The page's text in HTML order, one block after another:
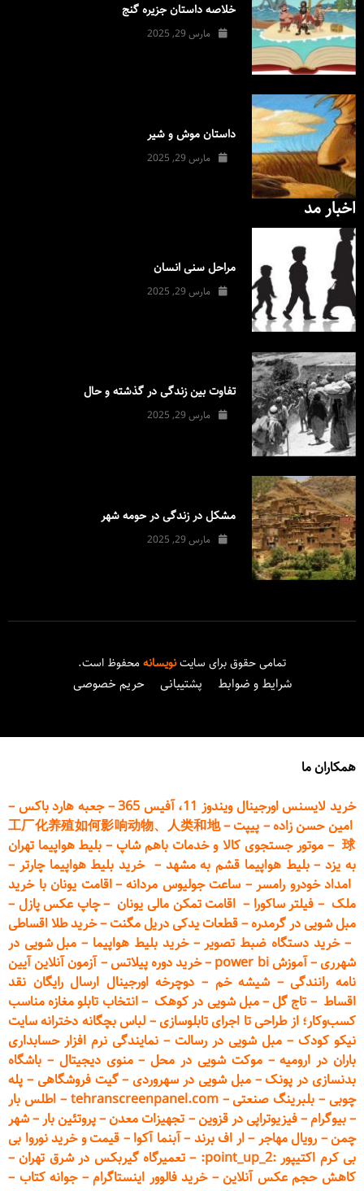
خلاصه داستان جزیره گنج
مارس 29, 2025
داستان موش و شیر
مارس 29, 2025
اخبار مد
مراحل سنی انسان
مارس 29, 2025
تفاوت بین زندگی در گذشته و حال
مارس 29, 2025
مشکل در زندگی در حومه شهر
مارس 29, 2025
تمامی حقوق برای سایتنویسانهمحفوظ است.
شرایط و ضوابط پشتیبانی حریم خصوصی
همکاران ما
خرید لایسنس اورجینال ویندوز 11، آفیس 365
–جعبه هارد باکس –
امین حسن زاده– پیپت–
工厂化养殖如何影响动物、人类和地
球
– موتور جستجوی کالا و خدمات باهم شاپ– بلیط هواپیما تهران
به یزد–بلیط هواپیما قشم به مشهد –خرید بلیط هواپیما چارتر –
امداد خودرو رامسر– ساعت جولیوس مردانه–اقامت یونان با خرید
ملک – فیلتر ساکورا – اقامت تمکن مالی یونان –چاپ عکس پازل –
مبل شویی در گرمدره–قطعاتیدکی دریل مگنت–خرید طلا اقساطی
–خرید دستگاه ضبط تصویر–خرید بلیط هواپیما –مبل شویی در
شهرری–آموزش power bi –خرید دورهپیلاتس–آزمون آنلاین آیین
نامه رانندگی– شیشه خم – دوچرخه اورجینال ارسال رایگان نقد
اقساط – تاج گل–مبل شویی در کوهک–انتخاب تابلو مغازه مناسب
کسب‌وکار؛ از طراحی تا اجرای تابلوسازی– لباس بچگانه دخترانه سایت
نیکو کودک – مبل شویی در رسالت – نمایندگی نرم افزار حسابداری
باران در ارومیه–موکت شویی در محل–منوی دیجیتال – باشگاه
بدنسازی در پونک–مبل شویی در سهروردی–گیت فروشگاهی – پله
چوبی – بلبرینگ صنعتی–
tehranscreenpanel.com
–اطلس بار
–بیوگرام–فیزیوتراپی در قزوین– تجهیزات معدن–پروتئین بار–شهر
چمن– رویال مهاجر –ار اف برند –آبنما آکوا – قیمت و خرید نوروا بی
بی کرم اکتیپور :point_up_2:
– تعمیرگاه گیربکس در شرق تهران–
کاهش حجم عکس آنلاین–خرید فالوور اینستاگرام–جوانه کتاب –